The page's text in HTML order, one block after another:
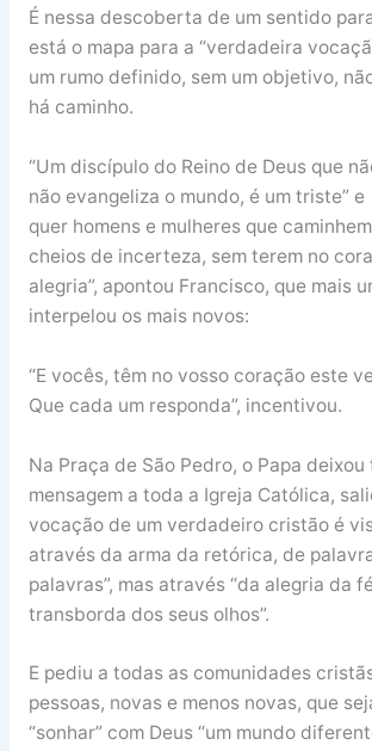
É nessa descoberta de um sentido
está o mapa para a “verdadeira
um rumo definido, sem um objetivo,
há caminho.
“Um discípulo do Reino de Deus que
não evangeliza o mundo, é um triste” e
quer homens e mulheres que
cheios de incerteza, sem terem no
alegria”, apontou Francisco, que mais
interpelou os mais novos:
“E vocês, têm no vosso coração este
Que cada um responda”, incentivou.
Na Praça de São Pedro, o Papa deixou
mensagem a toda a Igreja Católica,
vocação de um verdadeiro cristão é
através da arma da retórica, de
palavras”, mas através “da alegria da
transborda dos seus olhos”.
E pediu a todas as comunidades
pessoas, novas e menos novas, que
“sonhar” com Deus “um mundo